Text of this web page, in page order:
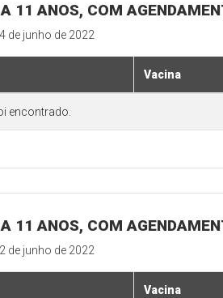
11 ANOS, COM
de junho de 2022
Vacina
encontrado.
11 ANOS, COM
de junho de 2022
Vacina